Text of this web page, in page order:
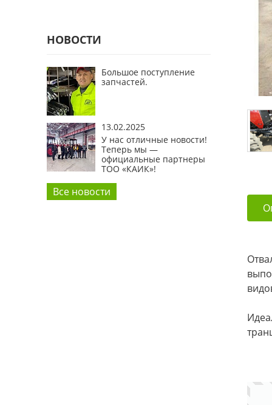
НОВОСТИ
Большое поступление
запчастей.
13.02.2025
У нас отличные новости!
Теперь мы —
официальные партнеры
ТОО «КАИК»!
Все новости